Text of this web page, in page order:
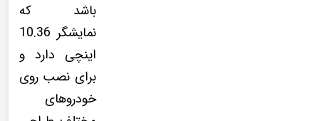
باشد که
نمایشگر 10.36
اینچی دارد و
برای نصب روی
خودروهای